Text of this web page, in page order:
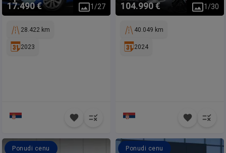
17.490 € 1 /27
28.422 km
2023
104.990 € 1 /30
40.049 km
2024
Ponudi cenu Ponudi cenu